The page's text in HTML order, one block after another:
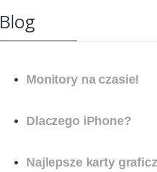
Blog
Monitory na czasie!
Dlaczego iPhone?
Najlepsze karty